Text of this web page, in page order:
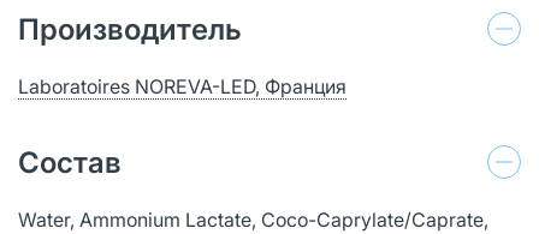
Производитель
Laboratoires NOREVA-LED, Франция
Состав
Water, Ammonium Lactate, Coco-Caprylate/Caprate,